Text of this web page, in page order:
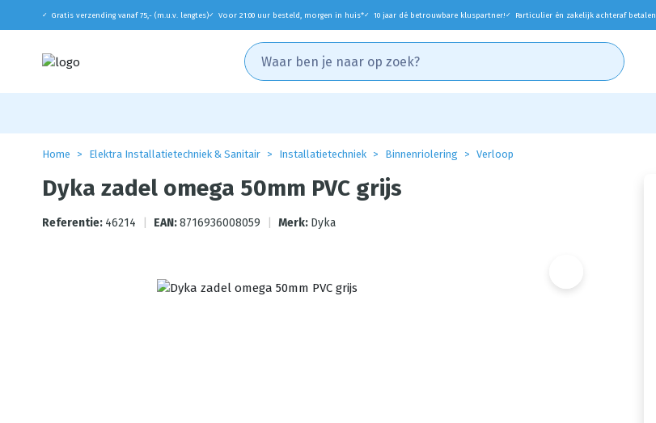
✓ Gratis verzending vanaf 75,- (m.u.v. lengtes)✓ Voor 21:00 uur besteld, morgen in huis*✓ 10 jaar dé betrouwbare kluspartner! ✓ Particulier én zakelijk achteraf betalen
Home Elektra Installatietechniek & Sanitair Installatietechniek Binnenriolering Verloop
Dyka zadel omega 50mm PVC grijs
Referentie: 46214 EAN:8716936008059 Merk: Dyka